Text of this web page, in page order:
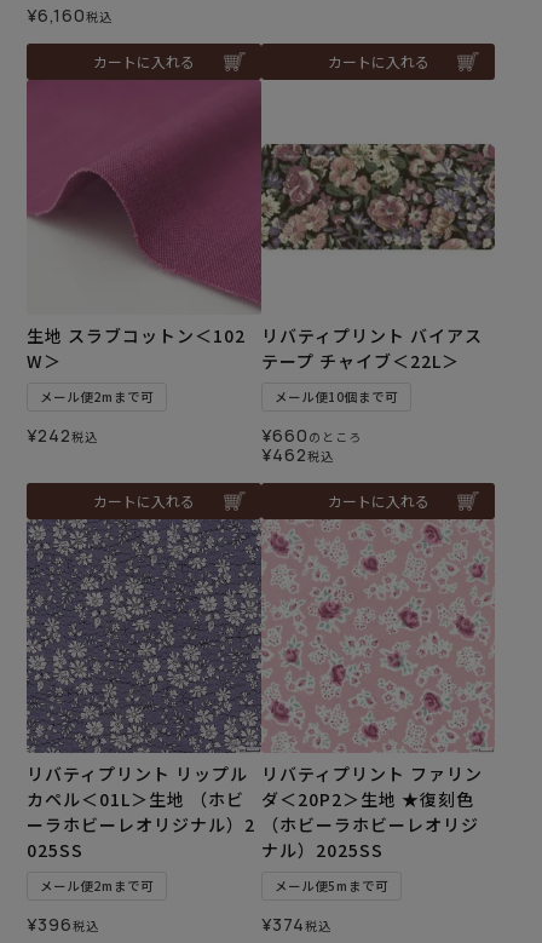
¥6,160税込
カートに入れる カートに入れる
生地 スラブコットン＜102
W＞
メール便2mまで可
¥242税込
カートに入れる
リバティプリント バイアス
テープ チャイブ＜22L＞
メール便10個まで可
¥660 のところ
¥462税込
カートに入れる
リバティプリント リップル
カペル＜01L＞生地 （ホビ
ーラホビーレオリジナル）2
025SS
メール便2mまで可
¥396税込
リバティプリント ファリン
ダ＜20P2＞生地 ★復刻色
（ホビーラホビーレオリジ
ナル）2025SS
メール便5mまで可
¥374税込